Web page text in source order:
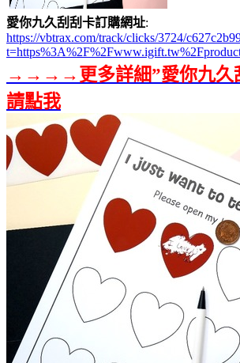
愛你九久刮刮卡訂購網址:
https://vbtrax.com/track/clicks/3724/
→→→→更多詳細”愛你九久
請點我